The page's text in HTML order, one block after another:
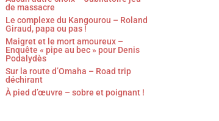
de massacre
Le complexe du Kangourou – Roland
Giraud, papa ou pas !
Maigret et le mort amoureux –
Enquête « pipe au bec » pour Denis
Podalydès
Sur la route d’Omaha – Road trip
déchirant
À pied d’œuvre – sobre et poignant !